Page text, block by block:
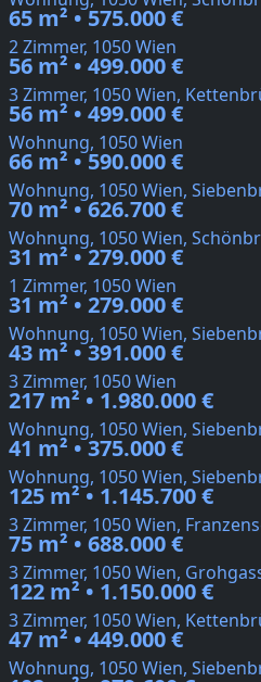
65 m² • 575.000 €
2 Zimmer, 1050 Wien
56 m² • 499.000 €
3 Zimmer, 1050 Wien,
56 m² • 499.000 €
Wohnung, 1050 Wien
66 m² • 590.000 €
Wohnung, 1050 Wien,
70 m² • 626.700 €
Wohnung, 1050 Wien,
31 m² • 279.000 €
1 Zimmer, 1050 Wien
31 m² • 279.000 €
Wohnung, 1050 Wien,
43 m² • 391.000 €
3 Zimmer, 1050 Wien
217 m² • 1.980.000 €
Wohnung, 1050 Wien,
41 m² • 375.000 €
Wohnung, 1050 Wien,
125 m² • 1.145.700 €
3 Zimmer, 1050 Wien,
75 m² • 688.000 €
3 Zimmer, 1050 Wien,
122 m² • 1.150.000 €
3 Zimmer, 1050 Wien,
47 m² • 449.000 €
Wohnung, 1050 Wien,